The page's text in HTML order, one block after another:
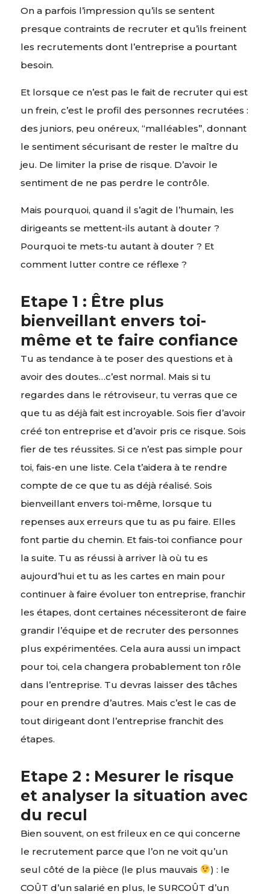
On a parfois l’impression qu’ils se sentent
presque contraints de recruter et qu’ils freinent
les recrutements dont l’entreprise a pourtant
besoin.
Et lorsque ce n’est pas le fait de recruter qui est
un frein, c’est le profil des personnes recrutées :
des juniors, peu onéreux, “malléables”, donnant
le sentiment sécurisant de rester le maître du
jeu. De limiter la prise de risque. D’avoir le
sentiment de ne pas perdre le contrôle.
Mais pourquoi, quand il s’agit de l’humain, les
dirigeants se mettent-ils autant à douter ?
Pourquoi te mets-tu autant à douter ? Et
comment lutter contre ce réflexe ?
Etape 1 : Être plus
bienveillant envers toi-
même et te faire confiance
Tu as tendance à te poser des questions et à
avoir des doutes…c’est normal. Mais si tu
regardes dans le rétroviseur, tu verras que ce
que tu as déjà fait est incroyable. Sois fier d’avoir
créé ton entreprise et d’avoir pris ce risque. Sois
fier de tes réussites. Si ce n’est pas simple pour
toi, fais-en une liste. Cela t’aidera à te rendre
compte de ce que tu as déjà réalisé. Sois
bienveillant envers toi-même, lorsque tu
repenses aux erreurs que tu as pu faire. Elles
font partie du chemin. Et fais-toi confiance pour
la suite. Tu as réussi à arriver là où tu es
aujourd’hui et tu as les cartes en main pour
continuer à faire évoluer ton entreprise, franchir
les étapes, dont certaines nécessiteront de faire
grandir l’équipe et de recruter des personnes
plus expérimentées. Cela aura aussi un impact
pour toi, cela changera probablement ton rôle
dans l’entreprise. Tu devras laisser des tâches
pour en prendre d’autres. Mais c’est le cas de
tout dirigeant dont l’entreprise franchit des
étapes.
Etape 2 : Mesurer le risque
et analyser la situation avec
du recul
Bien souvent, on est frileux en ce qui concerne
le recrutement parce que l’on ne voit qu’un
seul côté de la pièce (le plus mauvais
) : le
COÛT d’un salarié en plus, le SURCOÛT d’un